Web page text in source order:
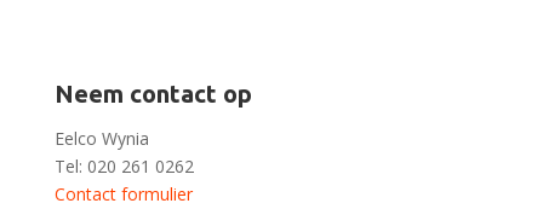
Neem contact op
Eelco Wynia
Tel: 020 261 0262
Contact formulier